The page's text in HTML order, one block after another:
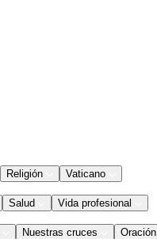
Religión Vaticano
Salud Vida profesional
Nuestras cruces Oración